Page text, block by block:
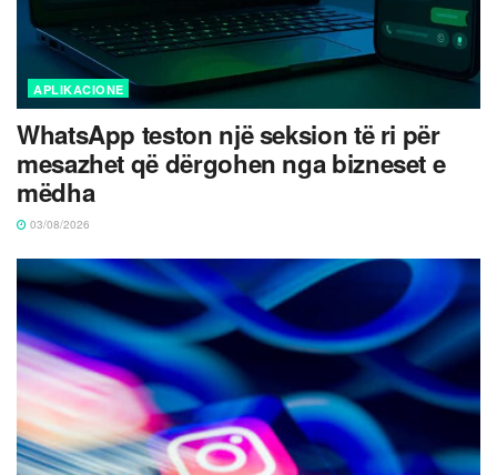
APLIKACIONE
WhatsApp teston një seksion të ri për
mesazhet që dërgohen nga bizneset e
mëdha
03/08/2026